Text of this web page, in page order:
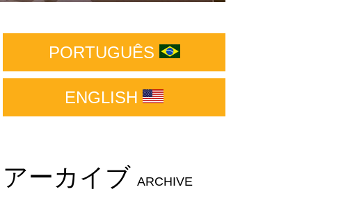
PORTUGUÊS
ENGLISH
アーカイブ ARCHIVE